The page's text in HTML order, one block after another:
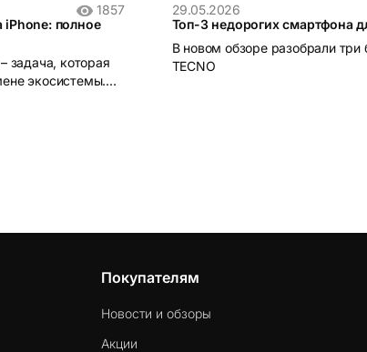
1857
iPhone: полное
задача, которая
экосистемы.
29.05.2026
Топ-3 недорогих смартфона
В новом обзоре разобрали
TECNO
Покупателям
Новости и обзоры
Акции